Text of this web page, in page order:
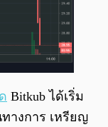
Bitkub ได้เริ่ม
ทางการ เหรียญ